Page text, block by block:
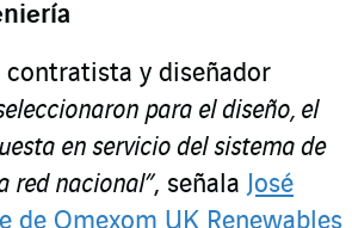
y diseñador
para el diseño, el
en servicio del sistema de
red nacional”, señala José